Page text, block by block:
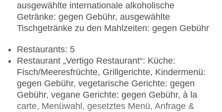
ausgewählte internationale alkoholische
Getränke: gegen Gebühr, ausgewählte
Tischgetränke zu den Mahlzeiten: gegen Gebühr
Restaurants: 5
Restaurant „Vertigo Restaurant“: Küche:
Fisch/Meeresfrüchte, Grillgerichte, Kindermenü:
gegen Gebühr, vegetarische Gerichte: gegen
Gebühr, vegane Gerichte: gegen Gebühr, à la
carte, Menüwahl, gesetztes Menü, Anfrage &